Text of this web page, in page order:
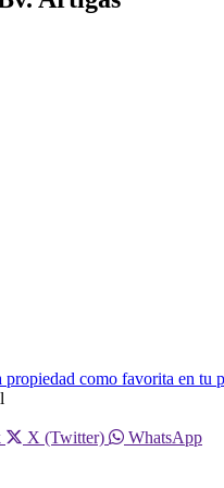
propiedad como favorita en tu
X (Twitter)
WhatsApp